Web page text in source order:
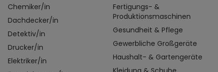
Chemiker/in
Dachdecker/in
Detektiv/in
Drucker/in
Elektriker/in
Fertigungs- &
Produktionsmaschinen
Gesundheit & Pflege
Gewerbliche Großgeräte
Haushalt- & Gartengeräte